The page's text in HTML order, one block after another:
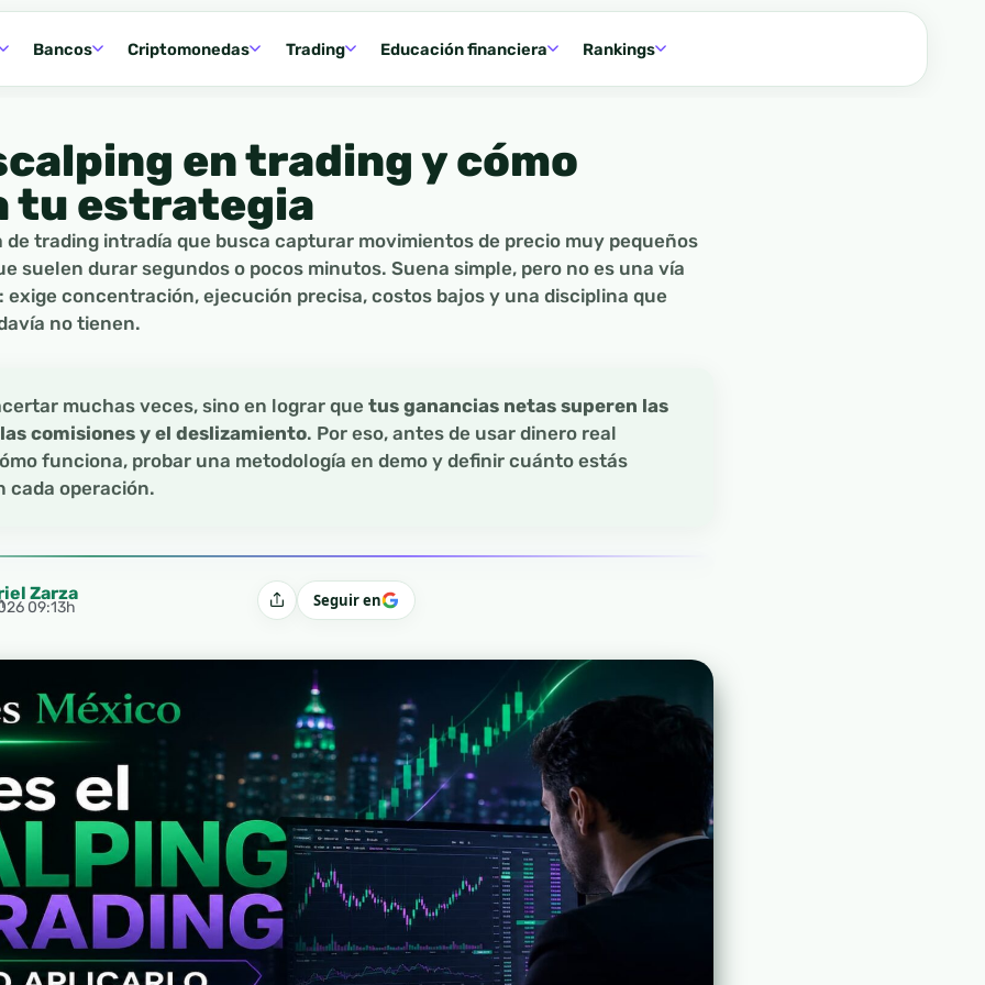
Bancos Criptomonedas Trading Educación financiera Rankings
en trading y cómo
tu estrategia
de trading intradía que busca capturar movimientos de precio muy pequeños
suelen durar segundos o pocos minutos. Suena simple, pero no es una vía
exige concentración, ejecución precisa, costos bajos y una disciplina que
no tienen.
muchas veces, sino en lograr que tus ganancias netas superen las
comisiones y el deslizamiento. Por eso, antes de usar dinero real
funciona, probar una metodología en demo y definir cuánto estás
cada operación.
Zarza
09:13h CompartirSeguir en